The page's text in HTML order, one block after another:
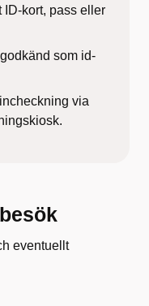
ID-kort, pass eller
som id-
via
eventuellt